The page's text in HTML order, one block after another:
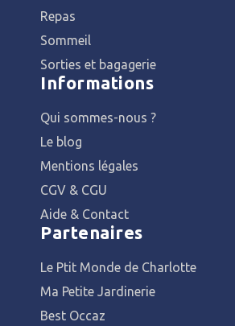
Repas
Sommeil
Sorties et bagagerie
Informations
Qui sommes-nous ?
Le blog
Mentions légales
CGV & CGU
Aide & Contact
Partenaires
Le Ptit Monde de Charlotte
Ma Petite Jardinerie
Best Occaz